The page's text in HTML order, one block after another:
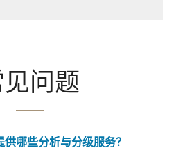
见问题
哪些分析与分级服务？